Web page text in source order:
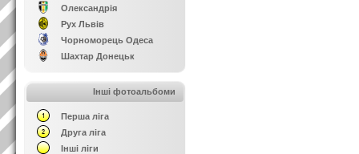
Олександрія
Рух Львів
Чорноморець Одеса
Шахтар Донецьк
Інші фотоальбоми
Перша ліга
Друга ліга
Інші ліги